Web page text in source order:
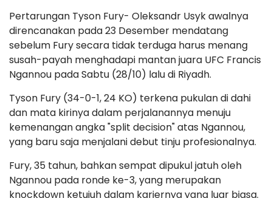
Pertarungan Tyson Fury- Oleksandr Usyk awalnya
direncanakan pada 23 Desember mendatang
sebelum Fury secara tidak terduga harus menang
susah-payah menghadapi mantan juara UFC Francis
Ngannou pada Sabtu (28/10) lalu di Riyadh.
Tyson Fury (34-0-1, 24 KO) terkena pukulan di dahi
dan mata kirinya dalam perjalanannya menuju
kemenangan angka "split decision" atas Ngannou,
yang baru saja menjalani debut tinju profesionalnya.
Fury, 35 tahun, bahkan sempat dipukul jatuh oleh
Ngannou pada ronde ke-3, yang merupakan
knockdown ketujuh dalam kariernya yang luar biasa.